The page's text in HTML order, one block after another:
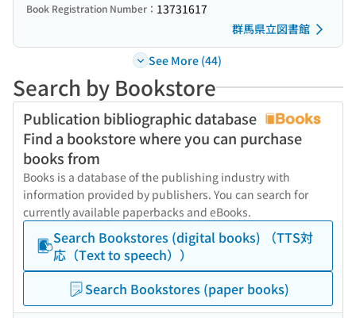
Book Registration Number： 13731617
群馬県立図書館
See More (44)
Search by Bookstore
Publication bibliographic database
Find a bookstore where you can purchase
books from
Books is a database of the publishing industry with
information provided by publishers. You can search for
currently available paperbacks and eBooks.
Search Bookstores (digital books) （TTS対
応（Text to speech））
Search Bookstores (paper books)